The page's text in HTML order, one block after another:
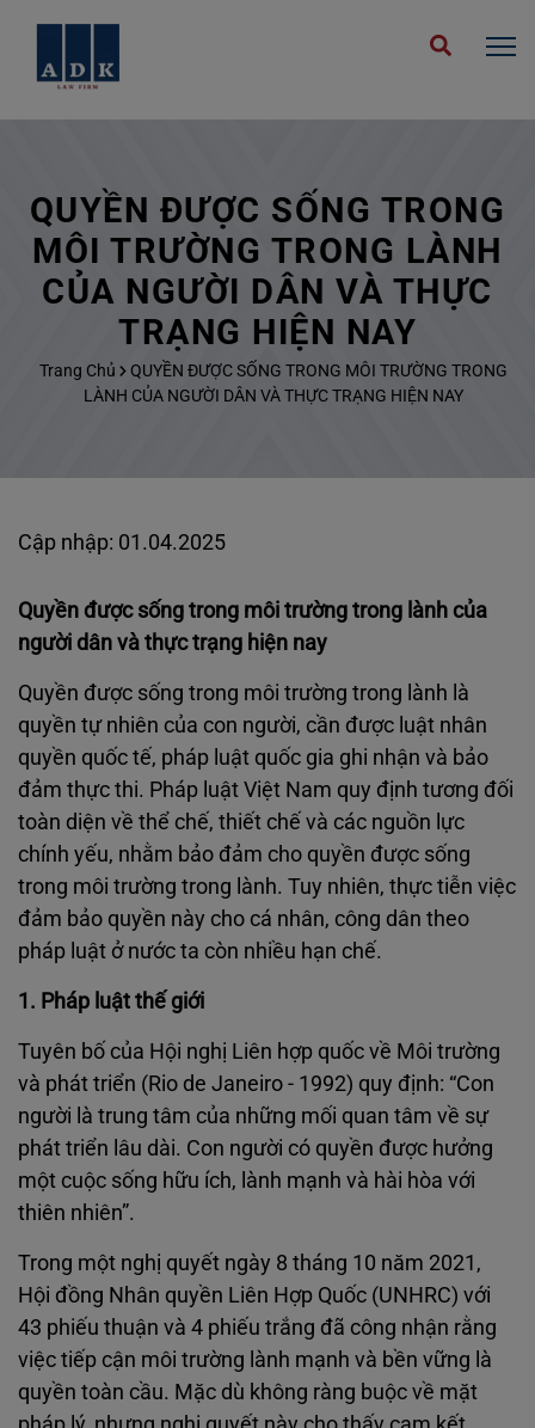
QUYỀN ĐƯỢC SỐNG TRONG
MÔI TRƯỜNG TRONG LÀNH
CỦA NGƯỜI DÂN VÀ THỰC
TRẠNG HIỆN NAY
Trang Chủ
QUYỀN ĐƯỢC SỐNG TRONG MÔI TRƯỜNG TRONG
LÀNH CỦA NGƯỜI DÂN VÀ THỰC TRẠNG HIỆN NAY
Cập nhập: 01.04.2025
Quyền được sống trong môi trường trong lành của
người dân và thực trạng hiện nay
Quyền được sống trong môi trường trong lành là
quyền tự nhiên của con người, cần được luật nhân
quyền quốc tế, pháp luật quốc gia ghi nhận và bảo
đảm thực thi. Pháp luật Việt Nam quy định tương đối
toàn diện về thể chế, thiết chế và các nguồn lực
chính yếu, nhằm bảo đảm cho quyền được sống
trong môi trường trong lành. Tuy nhiên, thực tiễn việc
đảm bảo quyền này cho cá nhân, công dân theo
pháp luật ở nước ta còn nhiều hạn chế.
1. Pháp luật thế giới
Tuyên bố của Hội nghị Liên hợp quốc về Môi trường
và phát triển (Rio de Janeiro ‐ 1992) quy định: “Con
người là trung tâm của những mối quan tâm về sự
phát triển lâu dài. Con người có quyền được hưởng
một cuộc sống hữu ích, lành mạnh và hài hòa với
thiên nhiên”.
Trong một nghị quyết ngày 8 tháng 10 năm 2021,
Hội đồng Nhân quyền Liên Hợp Quốc (UNHRC) với
43 phiếu thuận và 4 phiếu trắng đã công nhận rằng
việc tiếp cận môi trường lành mạnh và bền vững là
quyền toàn cầu. Mặc dù không ràng buộc về mặt